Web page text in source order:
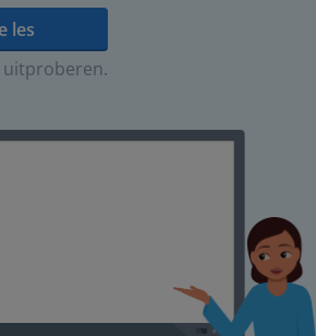
les
uitproberen.